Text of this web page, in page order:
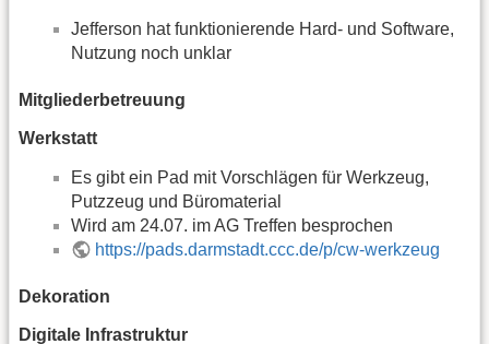
Jefferson hat funktionierende Hard- und Software,
Nutzung noch unklar
Mitgliederbetreuung
Werkstatt
Es gibt ein Pad mit Vorschlägen für Werkzeug,
Putzzeug und Büromaterial
Wird am 24.07. im AG Treffen besprochen
https://pads.darmstadt.ccc.de/p/cw-werkzeug
Dekoration
Digitale Infrastruktur